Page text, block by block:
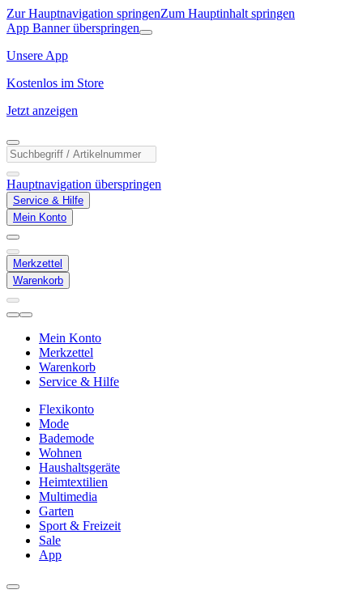
Zur Hauptnavigation springenZum Hauptinhalt springen
App Banner überspringen
Unsere App
Kostenlos im Store
Jetzt anzeigen
Hauptnavigation überspringen
Service & Hilfe
Mein Konto
Merkzettel
Warenkorb
Mein Konto
Merkzettel
Warenkorb
Service & Hilfe
Flexikonto
Mode
Bademode
Wohnen
Haushaltsgeräte
Heimtextilien
Multimedia
Garten
Sport & Freizeit
Sale
App